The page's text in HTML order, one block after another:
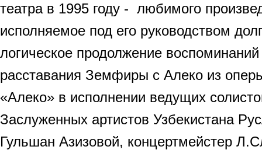
театра в 1995 году - любимого
исполняемое под его руководством
логическое продолжение
расставания Земфиры с Алеко из
«Алеко» в исполнении ведущих
Заслуженных артистов Узбекистана
Гульшан Азизовой, концертмейстер